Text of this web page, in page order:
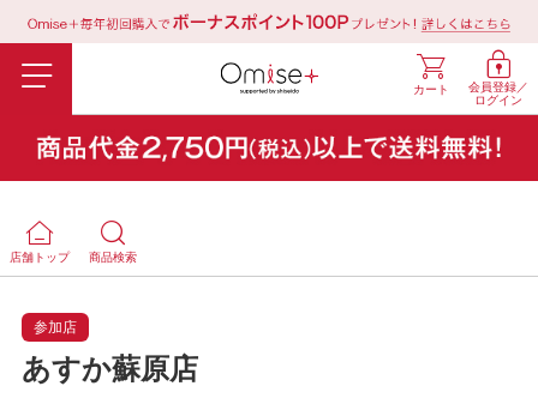
会員登録／
ログイン
カート
店舗トップ 商品検索
参加店
あすか蘇原店